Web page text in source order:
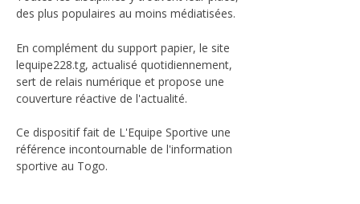
des plus populaires au moins médiatisées.
En complément du support papier, le site
lequipe228.tg, actualisé quotidiennement,
sert de relais numérique et propose une
couverture réactive de l'actualité.
Ce dispositif fait de L'Equipe Sportive une
référence incontournable de l'information
sportive au Togo.